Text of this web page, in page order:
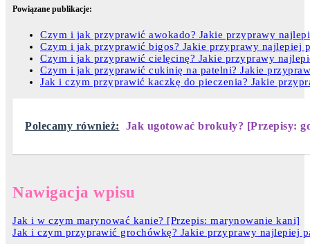
Powiązane publikacje:
Czym i jak przyprawić awokado? Jakie przyprawy
Czym i jak przyprawić bigos? Jakie przyprawy najlepiej
Czym i jak przyprawić cielęcinę? Jakie przyprawy
Czym i jak przyprawić cukinię na patelni? Jakie
Jak i czym przyprawić kaczkę do pieczenia? Jakie
Polecamy również: Jak ugotować brokuły? [Przepisy:
Nawigacja wpisu
Jak i w czym marynować kanie? [Przepis: marynowanie kani]
Jak i czym przyprawić grochówkę? Jakie przyprawy najlepiej